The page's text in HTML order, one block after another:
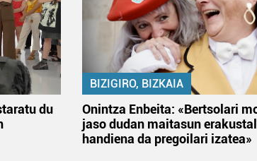
du
BIZIGIRO, BIZKAIA
Onintza Enbeita: «Bertsolari
jaso dudan maitasun
handiena da pregoilari izatea»